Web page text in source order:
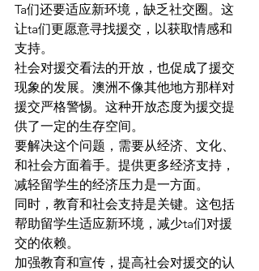
Ta们还要适应新环境，缺乏社交圈。这
让ta们更愿意寻找援交，以获取情感和
支持。
社会对援交看法的开放，也促成了援交
现象的发展。澳洲不像其他地方那样对
援交严格警惕。这种开放态度为援交提
供了一定的生存空间。
要解决这个问题，需要从经济、文化、
和社会方面着手。提供更多经济支持，
减轻留学生的经济压力是一方面。
同时，教育和社会支持是关键。这包括
帮助留学生适应新环境，减少ta们对援
交的依赖。
加强教育和宣传，提高社会对援交的认